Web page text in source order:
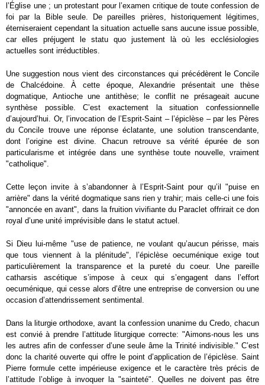
l’Église une ; un protestant pour l’examen critique de toute confession de
foi par la Bible seule. De pareilles prières, historiquement légitimes,
éterniseraient cependant la situation actuelle sans aucune issue possible,
car elles préjugent le statu quo justement là où les ecclésiologies
actuelles sont irréductibles.
Une suggestion nous vient des circonstances qui précédèrent le Concile
de Chalcédoine. À cette époque, Alexandrie présentait une thèse
dogmatique, Antioche une antithèse; le conflit ne présageait aucune
synthèse possible. C’est exactement la situation confessionnelle
d’aujourd’hui. Or, l’invocation de l’Esprit-Saint – l’épiclèse – par les Pères
du Concile trouve une réponse éclatante, une solution transcendante,
dont l’origine est divine. Chacun retrouve sa vérité épurée de son
particularisme et intégrée dans une synthèse toute nouvelle, vraiment
"catholique".
Cette leçon invite à s’abandonner à l’Esprit-Saint pour qu’il "puise en
arrière" dans la vérité dogmatique sans rien y trahir; mais celle-ci une fois
"annoncée en avant", dans la fruition vivifiante du Paraclet offrirait ce don
royal d’une unité imprévisible dans le statut actuel.
Si Dieu lui-même "use de patience, ne voulant qu’aucun périsse, mais
que tous viennent à la plénitude", l’épiclèse oecuménique exige tout
particulièrement la transparence et la pureté du coeur. Une pareille
catharsis ascétique s’impose à ceux qui s’engagent dans l’effort
oecuménique, qui cesse alors d’être une entreprise de conversion ou une
occasion d’attendrissement sentimental.
Dans la liturgie orthodoxe, avant la confession unanime du Credo, chacun
est convié à prendre l’attitude liturgique correcte: "Aimons-nous les uns
les autres afin de confesser d’une seule âme la Trinité indivisible." C’est
donc la charité ouverte qui offre le point d’application de l’épiclèse. Saint
Pierre formule cette impérieuse exigence et le caractère très précis de
l’attitude l’oblige à invoquer la "sainteté". Quelles ne doivent pas être